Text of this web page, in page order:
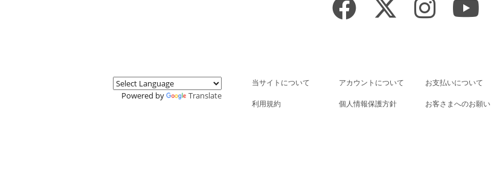
Powered by Translate
当サイトについて アカウントについて お支払いについて
利用規約 個人情報保護方針 お客さまへのお願い